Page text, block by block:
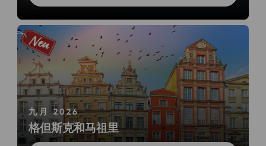
九月 2026
格但斯克和马祖里